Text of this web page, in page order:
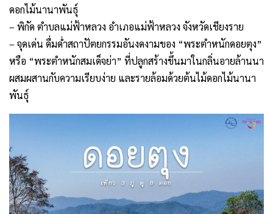
ดอกไม้นานาพันธุ์
– พิกัด ตำบลแม่ฟ้าหลวง อำเภอแม่ฟ้าหลวง จังหวัดเชียงราย
– จุดเด่น ดื่มด่ำสถาปัตยกรรมอันงดงามของ “พระตำหนักดอยตุง”
หรือ “พระตำหนักสมเด็จย่า” ที่ปลูกสร้างขึ้นมาในกลิ่นอายล้านนา
ผสมผสานกับความเรียบง่าย และรายล้อมด้วยต้นไม้ดอกไม้นานา
พันธุ์